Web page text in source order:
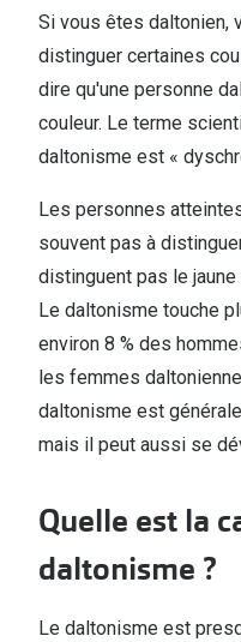
Si vous êtes daltonien,
distinguer certaines
dire qu'une personne
couleur. Le terme
daltonisme est «
Les personnes
souvent pas à
distinguent pas le jaune
Le daltonisme touche
environ 8 % des
les femmes
daltonisme est
mais il peut aussi se
Quelle est la
daltonisme ?
Le daltonisme est